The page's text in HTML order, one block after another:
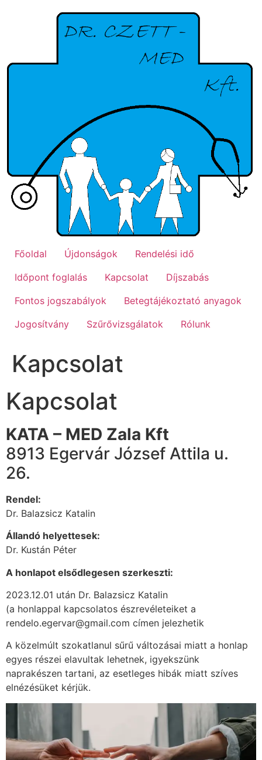
Főoldal Újdonságok
Rendelési idő
Időpont foglalás
Kapcsolat
Díjszabás
Fontos jogszabályok
Betegtájékoztató anyagok
Jogosítvány
Szűrővizsgálatok Rólunk
Kapcsolat
Kapcsolat
KATA – MED Zala Kft
8913 Egervár József Attila u.
26.
Rendel:
Dr. Balazsicz Katalin
Állandó helyettesek:
Dr. Kustán Péter
A honlapot elsődlegesen szerkeszti:
2023.12.01 után Dr. Balazsicz Katalin
(a honlappal kapcsolatos észrevéleteiket a
rendelo.egervar@gmail.com címen jelezhetik
A közelmúlt szokatlanul sűrű változásai miatt a honlap
egyes részei elavultak lehetnek, igyekszünk
naprakészen tartani, az esetleges hibák miatt szíves
elnézésüket kérjük.